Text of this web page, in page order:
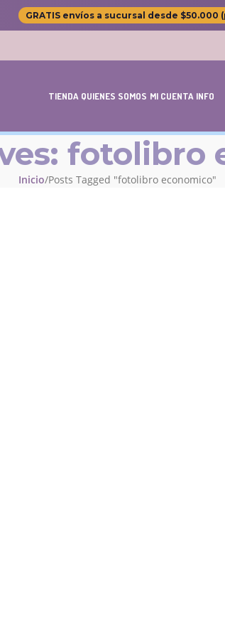
GRATIS envíos a sucursal desde $50.000
TIENDA QUIENES SOMOS MI CUENTA INFO
fotolibro
Inicio Posts Tagged "fotolibro economico"